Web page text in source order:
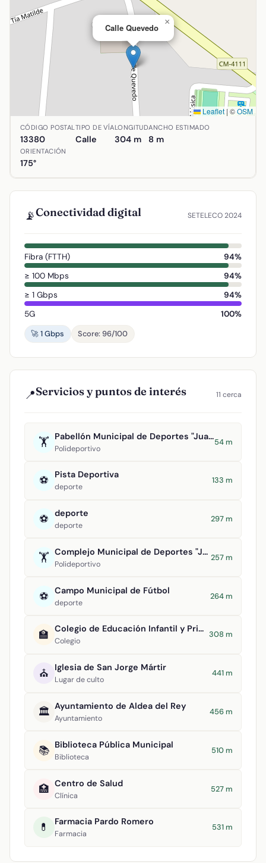
Calle Quevedo
×
Leaflet | ©OSM
Ubicación de Calle Quevedo en Aldea del Rey, Ciudad
CÓDIGO POSTAL
13380
TIPO DE VÍA
Calle
LONGITUD
304 m
ANCHO ESTIMADO
8 m
ORIENTACIÓN
175°
📡Conectividad digital SETELECO 2024
Fibra (FTTH)
94%
≥ 100 Mbps
94%
≥ 1 Gbps
94%
5G
100%
🚀 1 Gbps
Score: 96/100
📍Servicios y puntos de interés 11 cerca
🏋️ Pabellón Municipal de Deportes "Juan Carlos I"
Polideportivo
54 m
⚽ Pista Deportiva
deporte
133 m
⚽ deporte
deporte
297 m
🏋️ Complejo Municipal de Deportes "Julián Álvarez de Uribarri"
Polideportivo
257 m
⚽ Campo Municipal de Fútbol
deporte
264 m
🏫 Colegio de Educación Infantil y Primaria Maestro Navas
Colegio
308 m
⛪ Iglesia de San Jorge Mártir
Lugar de culto
441 m
🏛️ Ayuntamiento de Aldea del Rey
Ayuntamiento
456 m
📚 Biblioteca Pública Municipal
Biblioteca
510 m
🏥 Centro de Salud
Clínica
527 m
💊 Farmacia Pardo Romero
Farmacia
531 m